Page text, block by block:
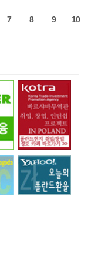
7 8 9 10